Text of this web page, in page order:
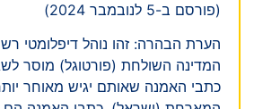
(פורסם ב-5 לנובמבר 2024)
הערת הבהרה: זהו נוהל דיפלומטי
המדינה השולחת (פורטוגל) מוסר
כתבי האמנה שאותם יגיש מאוחר